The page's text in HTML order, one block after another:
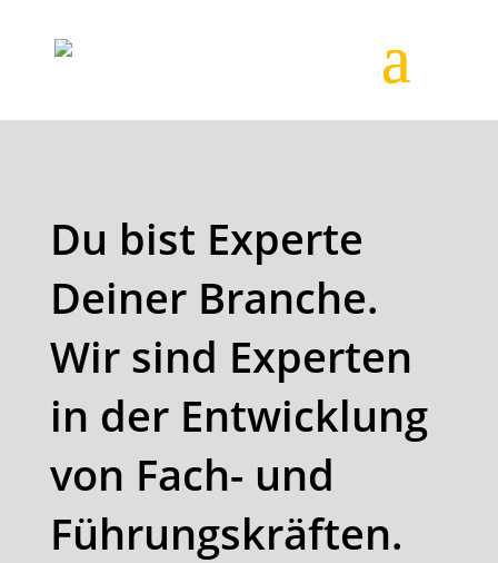
Du bist Experte
Deiner Branche.
Wir sind Experten
in der Entwicklung
von Fach- und
Führungskräften.